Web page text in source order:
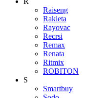
Raiseng
Rakieta
Rayovac
Recrsi
Remax
Renata
Ritmix
ROBITON
S
Smartbuy